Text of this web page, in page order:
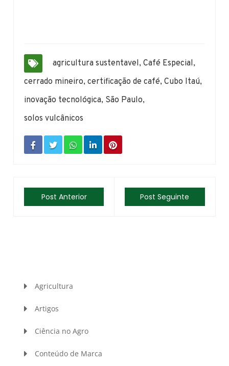
agricultura sustentavel,Café Especial,
cerrado mineiro,certificação de café,Cubo Itaú,
inovação tecnológica, São Paulo,
solos vulcânicos
Post Anterior Post Seguinte
Agricultura
Artigos
Ciência no Agro
Conteúdo de Marca